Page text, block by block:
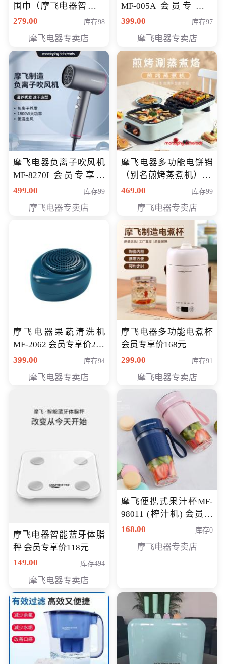
围巾（摩飞电器智能加
热按摩围脖） 会员专享
279.00 库存98
摩飞电器专卖店
MF-005A 会员专享价
198元
399.00 库存97
摩飞电器专卖店
摩飞电器负离子吹风机
MF-8270I 会员专享价
369元
499.00 库存99
摩飞电器专卖店
摩飞电器多功能电饼铛
（别名煎烤蒸煮机） 型
号MF-8888B 会员专享
469.00 库存99
摩飞电器专卖店
摩飞电器果蔬清洗机
MF-2062 会员专享价268
元
399.00 库存94
摩飞电器专卖店
摩飞电器多功能电煮杯
会员专享价168元
299.00
库存91
摩飞电器专卖店
摩飞电器智能蓝牙体脂
秤 会员专享价118元
149.00
库存494
摩飞电器专卖店
摩飞便携式果汁杯MF-
98011 (榨汁机) 会员专
享价138元
168.00 库存0
摩飞电器专卖店